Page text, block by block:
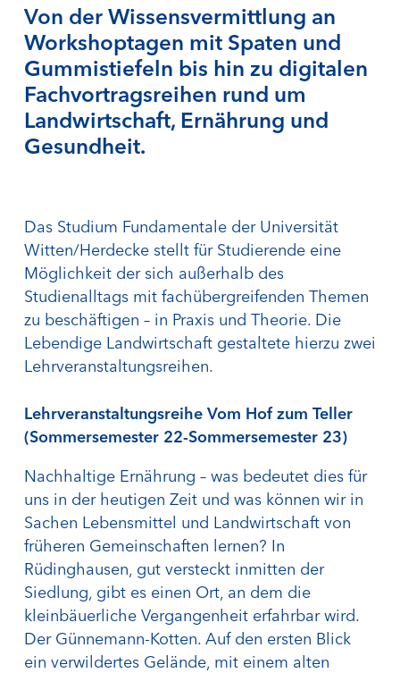
Von der Wissensvermittlung an
Workshoptagen mit Spaten und
Gummistiefeln bis hin zu digitalen
Fachvortragsreihen rund um
Landwirtschaft, Ernährung und
Gesundheit.
Das Studium Fundamentale der Universität
Witten/Herdecke stellt für Studierende eine
Möglichkeit der sich außerhalb des
Studienalltags mit fachübergreifenden Themen
zu beschäftigen – in Praxis und Theorie. Die
Lebendige Landwirtschaft gestaltete hierzu zwei
Lehrveranstaltungsreihen.
Lehrveranstaltungsreihe Vom Hof zum Teller
(Sommersemester 22-Sommersemester 23)
Nachhaltige Ernährung – was bedeutet dies für
uns in der heutigen Zeit und was können wir in
Sachen Lebensmittel und Landwirtschaft von
früheren Gemeinschaften lernen? In
Rüdinghausen, gut versteckt inmitten der
Siedlung, gibt es einen Ort, an dem die
kleinbäuerliche Vergangenheit erfahrbar wird.
Der Günnemann-Kotten. Auf den ersten Blick
ein verwildertes Gelände, mit einem alten